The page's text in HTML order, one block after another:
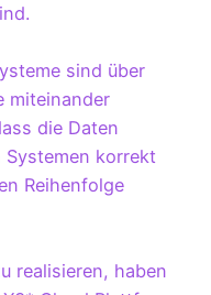
sind über
miteinander
die Daten
korrekt
Reihenfolge
realisieren, haben